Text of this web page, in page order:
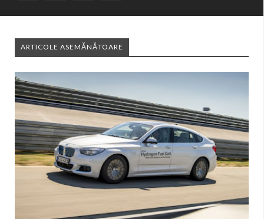
ARTICOLE ASEMĂNĂTOARE